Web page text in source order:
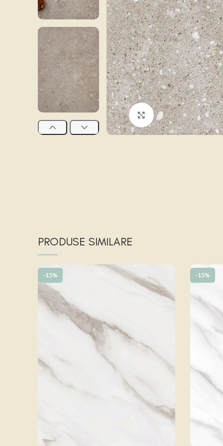
Click to enlarge
PRODUSE SIMILARE
-15% -15%